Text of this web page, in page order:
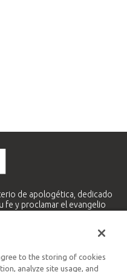
de apologética, dedicado
fe y proclamar el evangelio
y Latinoamericano
to the storing of cookies
analyze site usage, and